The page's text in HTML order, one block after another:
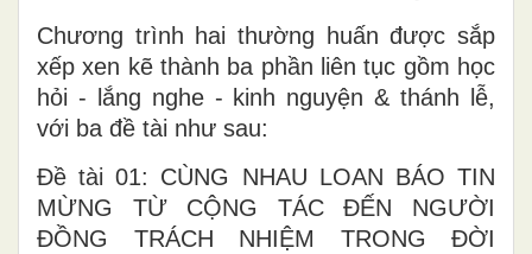
Chương trình hai thường huấn được sắp
xếp xen kẽ thành ba phần liên tục gồm học
hỏi - lắng nghe - kinh nguyện & thánh lễ,
với ba đề tài như sau:
Đề tài 01: CÙNG NHAU LOAN BÁO TIN
MỪNG TỪ CỘNG TÁC ĐẾN NGƯỜI
ĐỒNG TRÁCH NHIỆM TRONG ĐỜI